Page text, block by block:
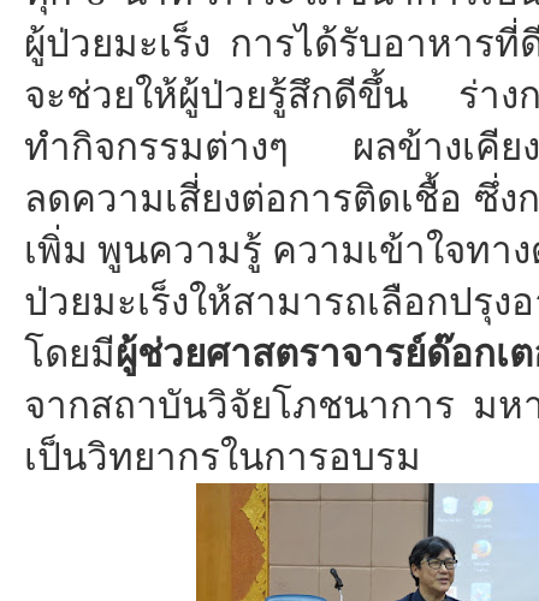
ผู้ป่วยมะเร็ง การได้รับอาหาร
จะช่วยให้ผู้ป่วยรู้สึกดีขึ้น ร่าง
ทำกิจกรรมต่างๆ ผลข้างเคีย
ลดความเสี่ยงต่อการติดเชื้อ ซึ่ง
เพิ่ม พูนความรู้ ความเข้าใจทา
ป่วยมะเร็งให้สามารถเลือกปรุง
โดยมีผู้ช่วยศาสตราจารย์ด๊อกเ
จากสถาบันวิจัยโภชนาการ ม
เป็นวิทยากรในการอบรม